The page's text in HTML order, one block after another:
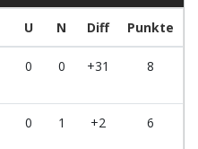
U N Diff Punkte
0 0 +31 8
0 1 +2 6